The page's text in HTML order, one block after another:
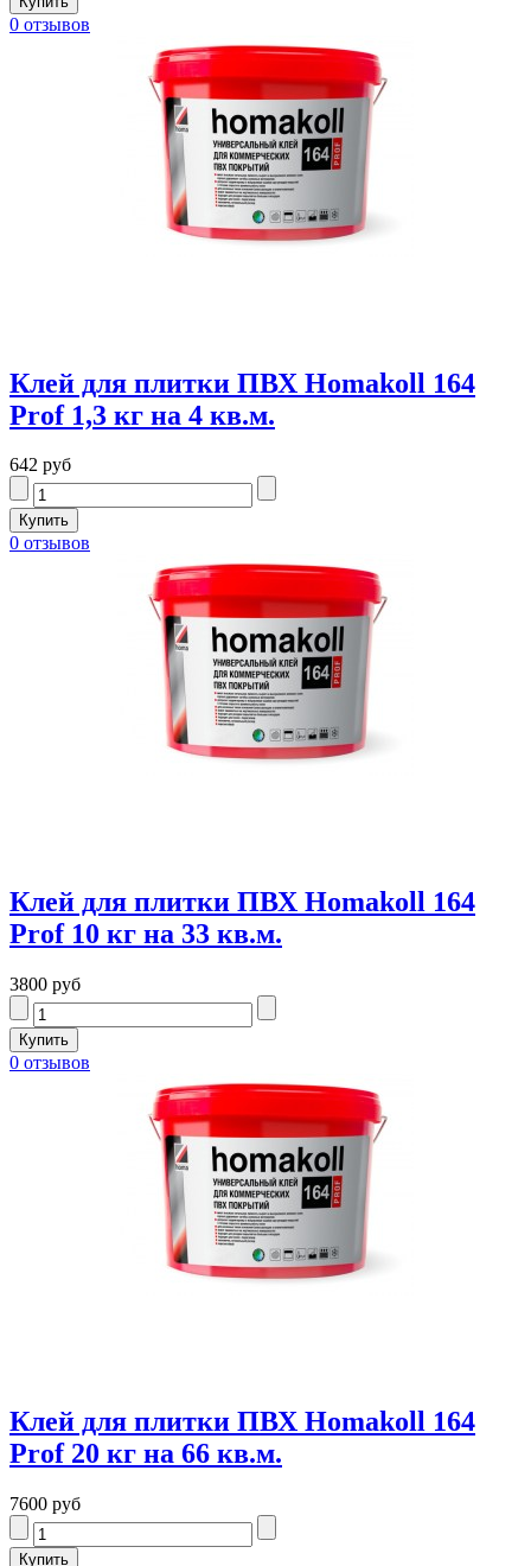
0 отзывов
Клей для плитки ПВХ Homakoll 164
Prof 1,3 кг на 4 кв.м.
642 руб
0 отзывов
Клей для плитки ПВХ Homakoll 164
Prof 10 кг на 33 кв.м.
3800 руб
0 отзывов
Клей для плитки ПВХ Homakoll 164
Prof 20 кг на 66 кв.м.
7600 руб